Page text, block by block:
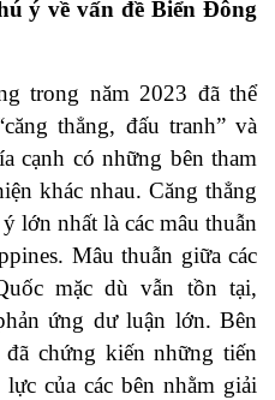
ý về vấn đề Biển Đông
trong năm 2023 đã thể
thẳng, đấu tranh” và
cạnh có những bên tham
khác nhau. Căng thẳng
lớn nhất là các mâu thuẫn
Mâu thuẫn giữa các
mặc dù vẫn tồn tại,
ứng dư luận lớn. Bên
chứng kiến những tiến
của các bên nhằm giải